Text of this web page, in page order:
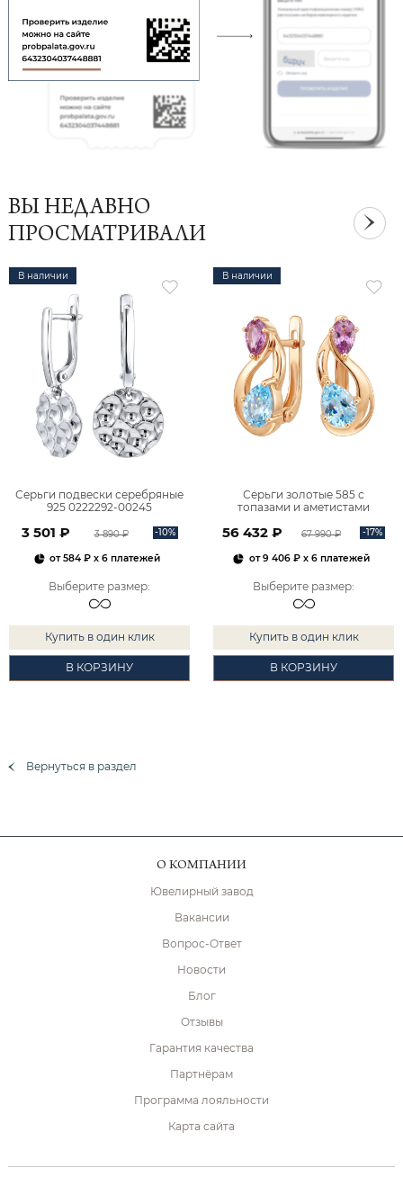
ВЫ НЕДАВНО
ПРОСМАТРИВАЛИ
В наличии
Серьги подвески серебряные
925 0222292-00245
3 501 ₽ 3 890 ₽ -10%
от584 ₽ x 6 платежей
Выберите размер:
Купить в один клик
В КОРЗИНУ
В наличии
Серьги золотые 585 с
топазами и аметистами
56 432 ₽ 67 990 ₽ -17%
от9 406 ₽x 6 платежей
Выберите размер:
Купить в один клик
В КОРЗИНУ
Вернуться в раздел
О КОМПАНИИ
Ювелирный завод
Вакансии
Вопрос-Ответ
Новости
Блог
Отзывы
Гарантия качества
Партнёрам
Программа лояльности
Карта сайта